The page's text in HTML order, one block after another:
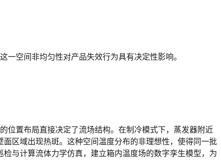
空间非均匀性对产品失效行为具有决定性影响。
区域出现热斑。这种空间温度分布的非理想性，使得同一批
与计算流体力学仿真，建立箱内温度场的数字孪生模型，为